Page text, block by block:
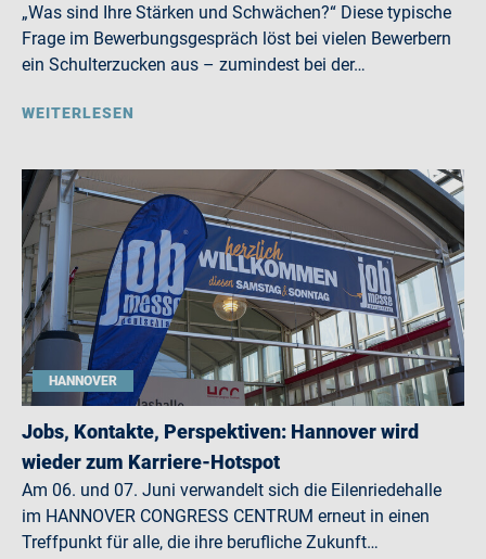
„Was sind Ihre Stärken und Schwächen?“ Diese typische
Frage im Bewerbungsgespräch löst bei vielen Bewerbern
ein Schulterzucken aus – zumindest bei der…
WEITERLESEN
HANNOVER
Jobs, Kontakte, Perspektiven: Hannover wird
wieder zum Karriere-Hotspot
Am 06. und 07. Juni verwandelt sich die Eilenriedehalle
im HANNOVER CONGRESS CENTRUM erneut in einen
Treffpunkt für alle, die ihre berufliche Zukunft…